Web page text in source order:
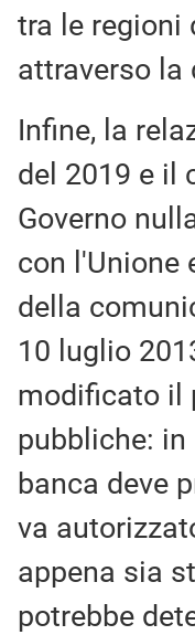
tra le regioni
attraverso la
Infine, la
del 2019 e il
Governo
con l'Unione
della
10 luglio
modificato il
pubbliche:
banca deve
va
appena sia
potrebbe